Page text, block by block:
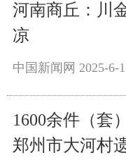
河南商丘：川
凉
中国新闻网 2025-6-
1600余件（套
郑州市大河村